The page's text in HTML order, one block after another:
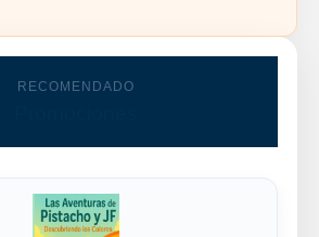
RECOMENDADO